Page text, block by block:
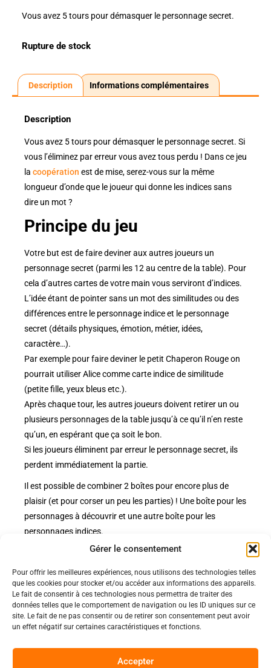
Gérer le consentement
Pour offrir les meilleures expériences, nous utilisons des technologies telles
que les cookies pour stocker et/ou accéder aux informations des appareils.
Le fait de consentir à ces technologies nous permettra de traiter des
données telles que le comportement de navigation ou les ID uniques sur ce
site. Le fait de ne pas consentir ou de retirer son consentement peut avoir
un effet négatif sur certaines caractéristiques et fonctions.
Accepter
Vous avez 5 tours pour démasquer le personnage secret.
Rupture de stock
Description Informations complémentaires
Description
Vous avez 5 tours pour démasquer le personnage secret. Si
vous l’éliminez par erreur vous avez tous perdu ! Dans ce jeu
la coopération est de mise, serez-vous sur la même
longueur d’onde que le joueur qui donne les indices sans
dire un mot ?
Principe du jeu
Votre but est de faire deviner aux autres joueurs un
personnage secret (parmi les 12 au centre de la table). Pour
cela d’autres cartes de votre main vous serviront d’indices.
L’idée étant de pointer sans un mot des similitudes ou des
différences entre le personnage indice et le personnage
secret (détails physiques, émotion, métier, idées,
caractère…).
Par exemple pour faire deviner le petit Chaperon Rouge on
pourrait utiliser Alice comme carte indice de similitude
(petite fille, yeux bleus etc.).
Après chaque tour, les autres joueurs doivent retirer un ou
plusieurs personnages de la table jusqu’à ce qu’il n’en reste
qu’un, en espérant que ça soit le bon.
Si les joueurs éliminent par erreur le personnage secret, ils
perdent immédiatement la partie.
Il est possible de combiner 2 boîtes pour encore plus de
plaisir (et pour corser un peu les parties) ! Une boîte pour les
personnages à découvrir et une autre boîte pour les
personnages indices.
Nos pages
Nos évènements
Nous contacter
Politiques
Politique de confidentialité
Nos conditions de vente et livraison
Code de conduite